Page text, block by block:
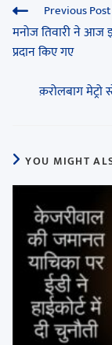
Previous Post
मनोज तिवारी ने आज
प्रदान किए गए
क़रोलबाग मेट्रो
YOU MIGHT